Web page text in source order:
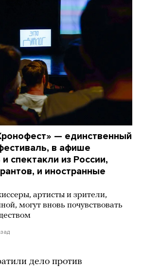
— единственный
в афише
спектакли из России,
и иностранные
артисты и зрители,
могут вновь почувствовать
дело против